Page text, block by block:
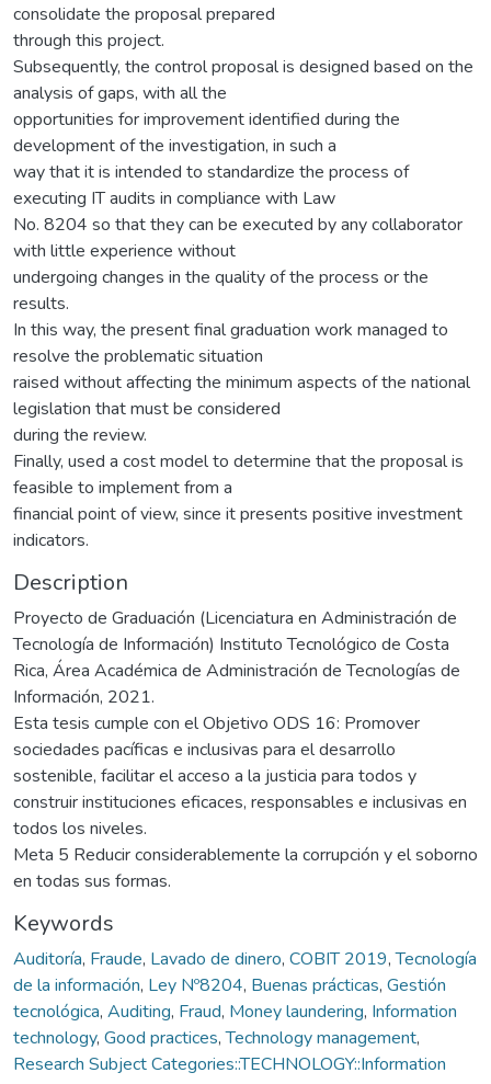
consolidate the proposal prepared
through this project.
Subsequently, the control proposal is designed based on the
analysis of gaps, with all the
opportunities for improvement identified during the
development of the investigation, in such a
way that it is intended to standardize the process of
executing IT audits in compliance with Law
No. 8204 so that they can be executed by any collaborator
with little experience without
undergoing changes in the quality of the process or the
results.
In this way, the present final graduation work managed to
resolve the problematic situation
raised without affecting the minimum aspects of the national
legislation that must be considered
during the review.
Finally, used a cost model to determine that the proposal is
feasible to implement from a
financial point of view, since it presents positive investment
indicators.
Description
Proyecto de Graduación (Licenciatura en Administración de
Tecnología de Información) Instituto Tecnológico de Costa
Rica, Área Académica de Administración de Tecnologías de
Información, 2021.
Esta tesis cumple con el Objetivo ODS 16: Promover
sociedades pacíficas e inclusivas para el desarrollo
sostenible, facilitar el acceso a la justicia para todos y
construir instituciones eficaces, responsables e inclusivas en
todos los niveles.
Meta 5 Reducir considerablemente la corrupción y el soborno
en todas sus formas.
Keywords
Auditoría, Fraude, Lavado de dinero, COBIT 2019,Tecnología
de la información, Ley Nº8204, Buenas prácticas, Gestión
tecnológica, Auditing, Fraud, Money laundering, Information
technology, Good practices,Technology management,
Research Subject Categories::TECHNOLOGY::Information